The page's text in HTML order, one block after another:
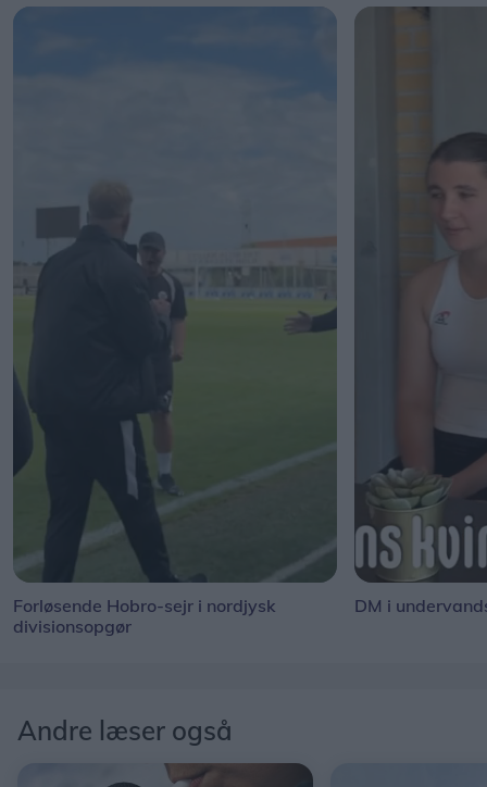
Forløsende Hobro-sejr i nordjysk
divisionsopgør
DM i
Andre læser også